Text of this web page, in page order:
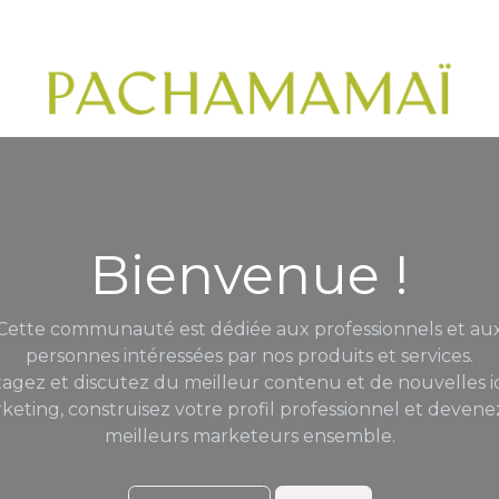
Bienvenue !
communauté est dédiée aux professionnels et
personnes intéressées par nos produits et services.
et discutez du meilleur contenu et de nouvelles
construisez votre profil professionnel et
meilleurs marketeurs ensemble.